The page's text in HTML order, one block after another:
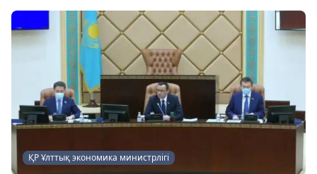
ҚР Ұлттық экономика министрлігі